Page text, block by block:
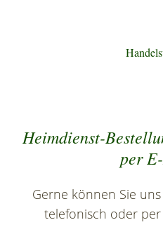
Heimdienst-
per
Gerne können Sie
telefonisch oder